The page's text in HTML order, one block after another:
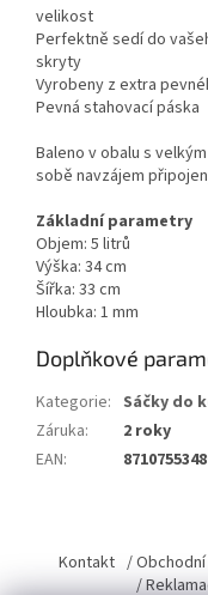
velikost
Perfektně sedí do
skryty
Vyrobeny z extra
Pevná stahovací páska
Baleno v obalu s
sobě navzájem
Základní parametry
Objem: 5 litrů
Výška: 34 cm
Šířka: 33 cm
Hloubka: 1 mm
Doplňkové
Kategorie: Sáčky do
Záruka:
2 roky
EAN:
p
Kontakt /
/